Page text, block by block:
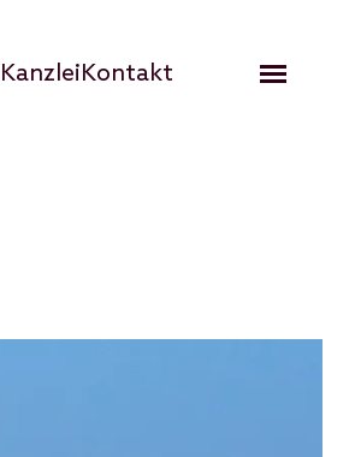
KanzleiKontakt Open